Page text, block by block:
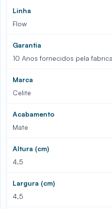
Linha
Flow
Garantia
10 Anos fornecidos pela
Marca
Celite
Acabamento
Mate
Altura (cm)
4,5
Largura (cm)
4,5